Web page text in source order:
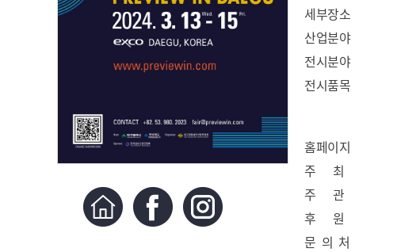
세부장소
산업분야
전시분야
전시품목
홈페이지
주 최
주 관
후 원
문 의 처